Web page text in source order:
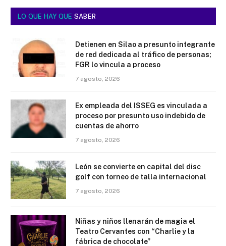
LO QUE HAY QUE SABER
Detienen en Silao a presunto integrante
de red dedicada al tráfico de personas;
FGR lo vincula a proceso
7 agosto, 2026
Ex empleada del ISSEG es vinculada a
proceso por presunto uso indebido de
cuentas de ahorro
7 agosto, 2026
León se convierte en capital del disc
golf con torneo de talla internacional
7 agosto, 2026
Niñas y niños llenarán de magia el
Teatro Cervantes con “Charlie y la
fábrica de chocolate”